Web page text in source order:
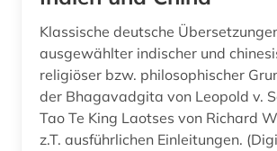
bundeskanzleramt (1)
bundestag (1)
bundesversammlung (1)
Klassische deutsche
ausgewählter indischer und
religiöser bzw. philosophischer
der Bhagavadgita von Leopold v.
Tao Te King Laotses von Richard
z.T. ausführlichen Einleitungen.